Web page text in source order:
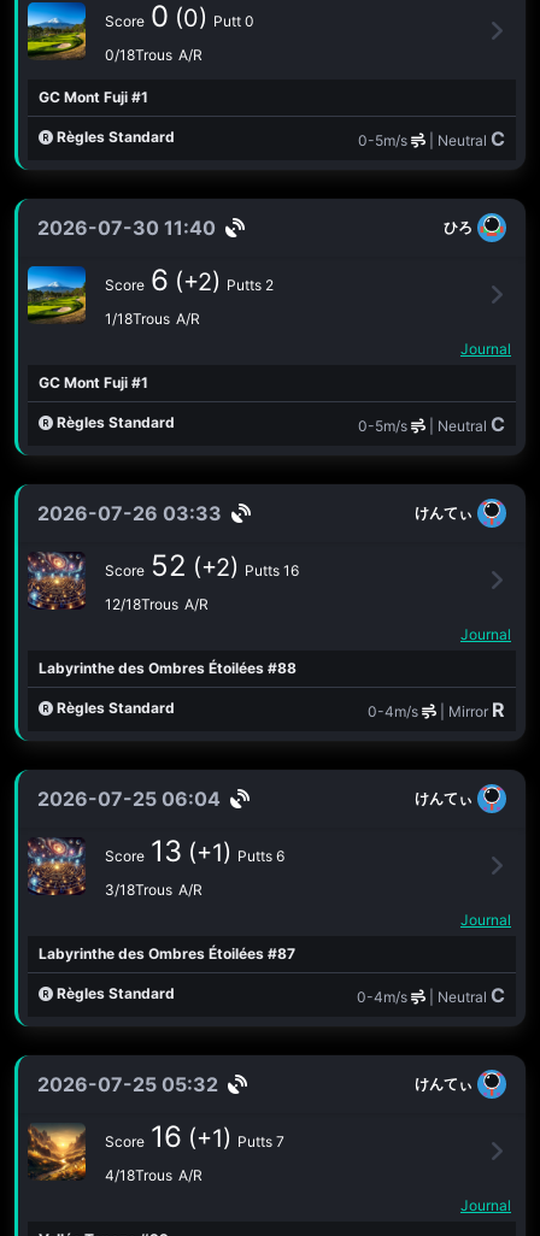
Score 0 (0) Putt 0
0/18Trous A/R
GC Mont Fuji #1
Règles Standard 0-5m/s | Neutral C
2026-07-30 11:40 ひろ
Score 6 (+2) Putts 2
1/18Trous A/R
Journal
GC Mont Fuji #1
Règles Standard 0-5m/s | Neutral C
2026-07-26 03:33 けんてぃ
Score 52 (+2) Putts 16
12/18Trous A/R
Journal
Labyrinthe des Ombres Étoilées #88
Règles Standard 0-4m/s | Mirror R
2026-07-25 06:04 けんてぃ
Score 13 (+1) Putts 6
3/18Trous A/R
Journal
Labyrinthe des Ombres Étoilées #87
Règles Standard 0-4m/s | Neutral C
2026-07-25 05:32 けんてぃ
Score 16 (+1) Putts 7
4/18Trous A/R
Journal